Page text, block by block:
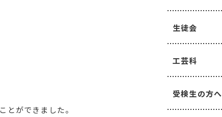
ができました。
生徒会
工芸科
受検生の方へ